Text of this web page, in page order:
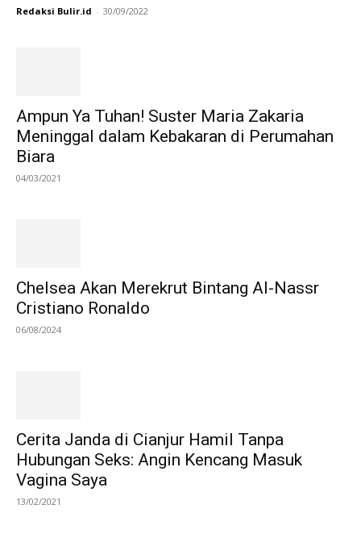
Redaksi Bulir.id - 30/09/2022
Ampun Ya Tuhan! Suster Maria Zakaria
Meninggal dalam Kebakaran di Perumahan
Biara
04/03/2021
Chelsea Akan Merekrut Bintang Al-Nassr
Cristiano Ronaldo
06/08/2024
Cerita Janda di Cianjur Hamil Tanpa
Hubungan Seks: Angin Kencang Masuk
Vagina Saya
13/02/2021